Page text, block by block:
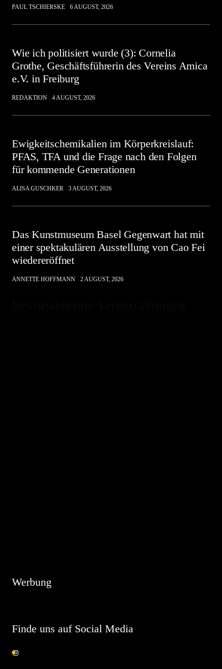
PAUL TSCHIERSKE 6 AUGUST, 2026
Wie ich politisiert wurde (3): Cornelia
Grothe, Geschäftsführerin des Vereins Amica
e.V. in Freiburg
REDAKTION 4 AUGUST, 2026
Ewigkeitschemikalien im Körperkreislauf:
PFAS, TFA und die Frage nach den Folgen
für kommende Generationen
ALISA GUSCHKER 3 AUGUST, 2026
Das Kunstmuseum Basel Gegenwart hat mit
einer spektakulären Ausstellung von Cao Fei
wiedereröffnet
ANNETTE HOFFMANN 2 AUGUST, 2026
Werbung
Finde uns auf Social Media